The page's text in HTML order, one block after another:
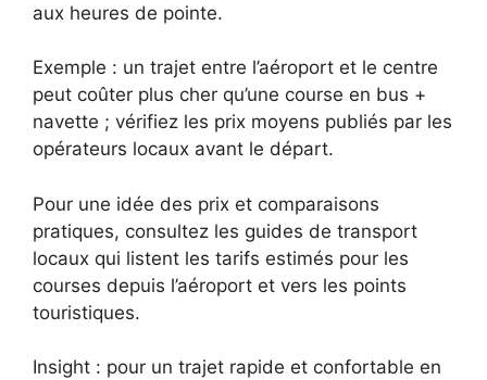
aux heures de pointe.
Exemple : un trajet entre l’aéroport et le centre
peut coûter plus cher qu’une course en bus +
navette ; vérifiez les prix moyens publiés par les
opérateurs locaux avant le départ.
Pour une idée des prix et comparaisons
pratiques, consultez les guides de transport
locaux qui listent les tarifs estimés pour les
courses depuis l’aéroport et vers les points
touristiques.
Insight : pour un trajet rapide et confortable en